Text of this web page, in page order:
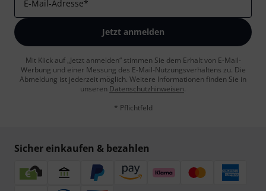
E-Mail-Adresse*
Jetzt anmelden
Mit Klick auf „Jetzt anmelden“ stimmen Sie dem Erhalt von E-Mail-
Werbung und einer Messung des E-Mail-Nutzungsverhaltens zu. Die
Abmeldung ist jederzeit möglich. Weitere Informationen finden Sie in
unseren Datenschutzhinweisen.
* Pflichtfeld
Sicher einkaufen & bezahlen